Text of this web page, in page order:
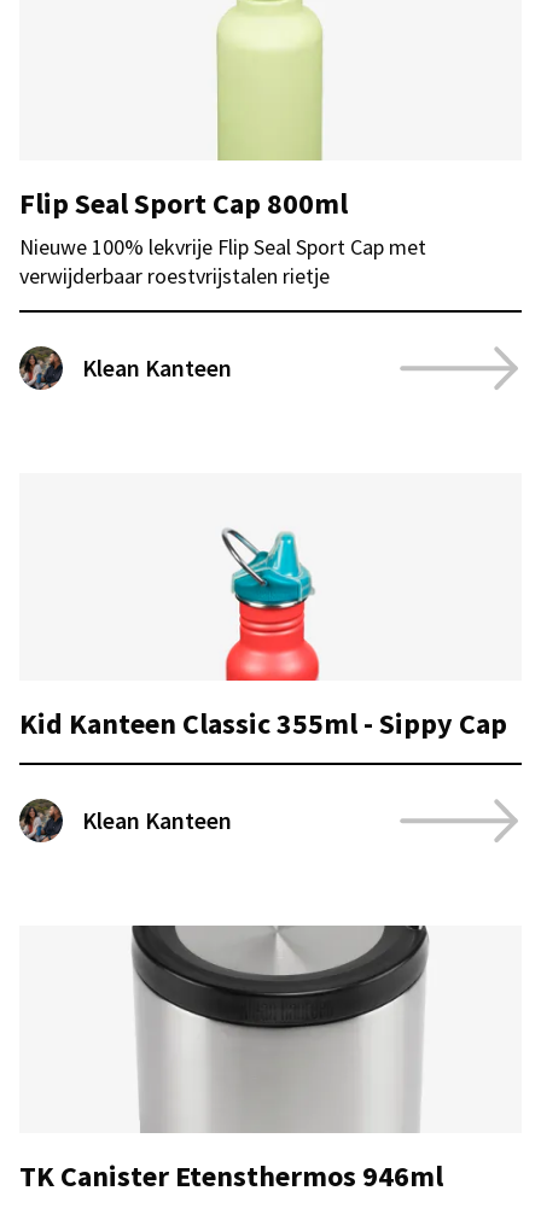
Flip Seal Sport Cap 800ml
Nieuwe 100% lekvrije Flip Seal Sport Cap met
verwijderbaar roestvrijstalen rietje
Klean Kanteen
Kid Kanteen Classic 355ml - Sippy Cap
Klean Kanteen
TK Canister Etensthermos 946ml